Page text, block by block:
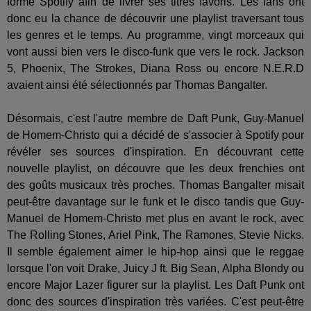
donc eu la chance de découvrir une playlist traversant tous
les genres et le temps. Au programme, vingt morceaux qui
vont aussi bien vers le disco-funk que vers le rock. Jackson
5, Phoenix, The Strokes, Diana Ross ou encore N.E.R.D
avaient ainsi été sélectionnés par Thomas Bangalter.
Désormais, c'est l'autre membre de Daft Punk, Guy-Manuel
de Homem-Christo qui a décidé de s'associer à Spotify pour
révéler ses sources d'inspiration. En découvrant cette
nouvelle playlist, on découvre que les deux frenchies ont
des goûts musicaux très proches. Thomas Bangalter misait
peut-être davantage sur le funk et le disco tandis que Guy-
Manuel de Homem-Christo met plus en avant le rock, avec
The Rolling Stones, Ariel Pink, The Ramones, Stevie Nicks.
Il semble également aimer le hip-hop ainsi que le reggae
lorsque l'on voit Drake, Juicy J ft. Big Sean, Alpha Blondy ou
encore Major Lazer figurer sur la playlist. Les Daft Punk ont
donc des sources d'inspiration très variées. C'est peut-être